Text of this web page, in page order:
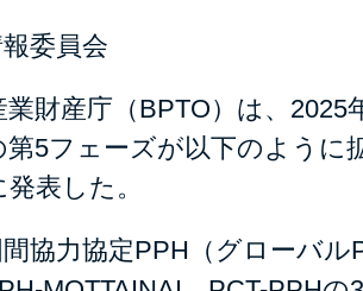
委員会
財産庁（BPTO）は、2025
第5フェーズが以下のように
表した。
間協力協定PPH（グローバ